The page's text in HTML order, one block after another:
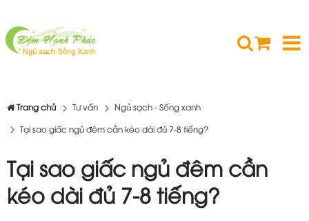
Trang chủ Tư vấn
Ngủ sạch - Sống xanh
Tại sao giấc ngủ đêm cần kéo dài đủ 7-8 tiếng?
Tại sao giấc ngủ đêm cần
kéo dài đủ 7-8 tiếng?